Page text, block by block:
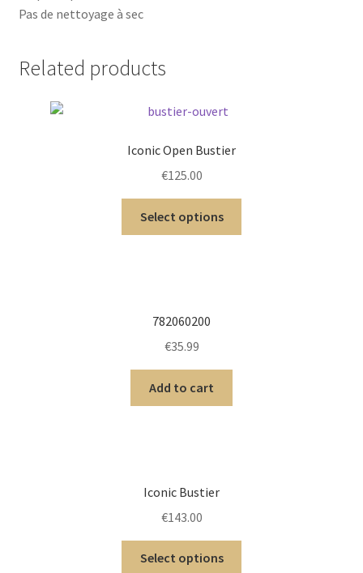
Pas de nettoyage à sec
Related products
Iconic Open Bustier
€125.00
Select options
782060200
€35.99
Add to cart
Iconic Bustier
€143.00
Select options